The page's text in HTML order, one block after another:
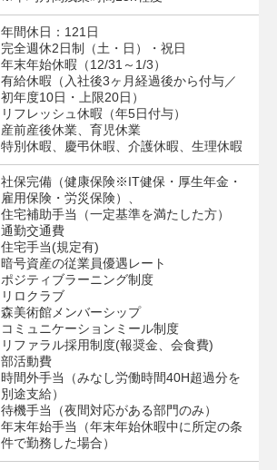
年間休日：121日
完全週休2日制（土・日）・祝日
年末年始休暇（12/31～1/3）
有給休暇（入社後3ヶ月経過後から付与／
初年度10日・上限20日）
リフレッシュ休暇（年5日付与）
産前産後休業、育児休業
特別休暇、慶弔休暇、介護休暇、生理休暇
社保完備（健康保険※IT健保・厚生年金・
雇用保険・労災保険）、
住宅補助手当（一定基準を満たした方）
通勤交通費
住宅手当(規定有)
暗号資産の従業員優遇レート
ポジティブラーニング制度
リロクラブ
森美術館メンバーシップ
コミュニケーションミール制度
リファラル採用制度(報奨金、会食費)
部活動費
時間外手当（みなし労働時間40H超過分を
別途支給）
待機手当（夜間対応がある部門のみ）
年末年始手当（年末年始休暇中に所定の条
件で勤務した場合）